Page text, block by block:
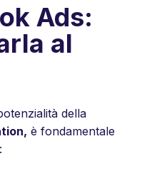
Ads:
al
della
è fondamentale